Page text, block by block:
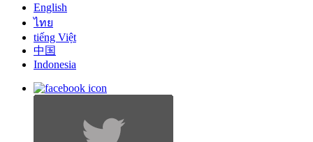
English
ไทย
tiếng Việt
中国
Indonesia